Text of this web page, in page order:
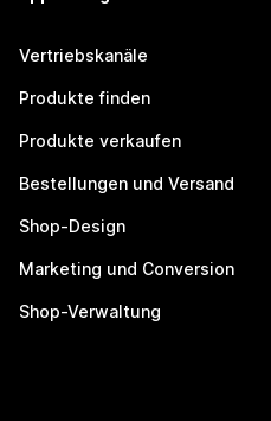
Vertriebskanäle
Produkte finden
Produkte verkaufen
Bestellungen und Versand
Shop-Design
Marketing und Conversion
Shop-Verwaltung